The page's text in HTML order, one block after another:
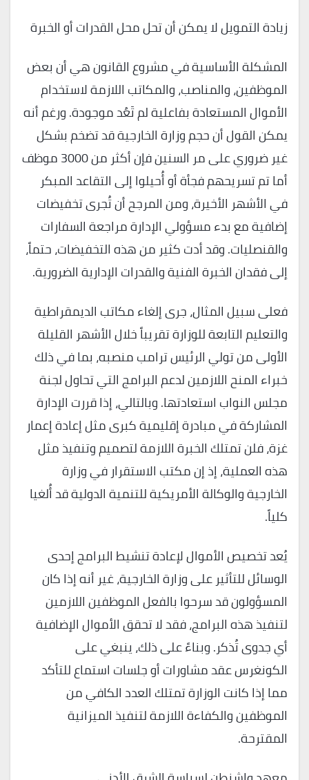
زيادة التمويل لا يمكن أن تحل محل القدرات أو الخبرة
المشكلة الأساسية في مشروع القانون هي أن بعض
الموظفين، والمناصب، والمكاتب اللازمة لاستخدام
الأموال المستعادة بفاعلية لم تَعُد موجودة. ورغم أنه
يمكن القول أن حجم وزارة الخارجية قد تضخم بشكل
غير ضروري على مر السنين فإن أكثر من 3000 موظف
أما تم تسريحهم فجأة أو أُحيلوا إلى التقاعد المبكر
في الأشهر الأخيرة، ومن المرجح أن تُجرى تخفيضات
إضافية مع بدء مسؤولي الإدارة مراجعة السفارات
والقنصليات. وقد أدت كثير من هذه التخفيضات، حتماً،
إلى فقدان الخبرة الفنية والقدرات الإدارية الضرورية.
فعلى سبيل المثال، جرى إلغاء مكاتب الديمقراطية
والتعليم التابعة للوزارة تقريباً خلال الأشهر القليلة
الأولى من تولي الرئيس ترامب منصبه، بما في ذلك
خبراء المنح اللازمين لدعم البرامج التي تحاول لجنة
مجلس النواب استعادتها. وبالتالي، إذا قررت الإدارة
المشاركة في مبادرة إقليمية كبرى مثل إعادة إعمار
غزة، فلن تمتلك الخبرة اللازمة لتصميم وتنفيذ مثل
هذه العملية، إذ إن مكتب الاستقرار في وزارة
الخارجية والوكالة الأمريكية للتنمية الدولية قد أُلغيا
كلياً.
يُعد تخصيص الأموال لإعادة تنشيط البرامج إحدى
الوسائل للتأثير على وزارة الخارجية، غير أنه إذا كان
المسؤولون قد سرحوا بالفعل الموظفين اللازمين
لتنفيذ هذه البرامج، فقد لا تحقق الأموال الإضافية
أي جدوى تُذكر. وبناءً على ذلك، ينبغي على
الكونغرس عقد مشاورات أو جلسات استماع للتأكد
مما إذا كانت الوزارة تمتلك العدد الكافي من
الموظفين والكفاءة اللازمة لتنفيذ الميزانية
المقترحة.